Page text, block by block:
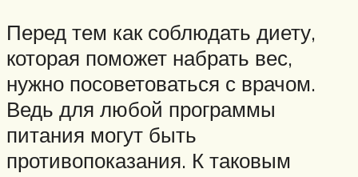
Перед тем как соблюдать диету,
которая поможет набрать вес,
нужно посоветоваться с врачом.
Ведь для любой программы
питания могут быть
противопоказания. К таковым